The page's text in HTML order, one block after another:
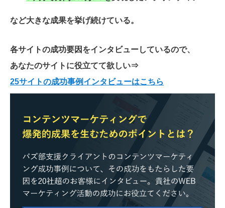
など大きな成果を挙げ続けている。
各サイトの成功要因をインタビューしているので、
あなたのサイトに役立てて欲しい⇒
25サイトの成功事例インタビューはこちら